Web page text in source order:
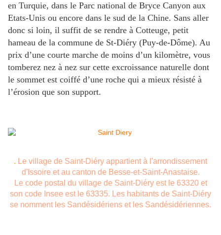
en Turquie, dans le Parc national de Bryce Canyon aux
Etats-Unis ou encore dans le sud de la Chine. Sans aller
donc si loin, il suffit de se rendre à Cotteuge, petit
hameau de la commune de St-Diéry (Puy-de-Dôme). Au
prix d’une courte marche de moins d’un kilomètre, vous
tomberez nez à nez sur cette excroissance naturelle dont
le sommet est coiffé d’une roche qui a mieux résisté à
l’érosion que son support.
. Le village de Saint-Diéry appartient à l'arrondissement
d'Issoire et au canton de Besse-et-Saint-Anastaise.
Le code postal du village de Saint-Diéry est le 63320 et
son code Insee est le 63335. Les habitants de Saint-Diéry
se nomment les Sandésidériens et les Sandésidériennes.